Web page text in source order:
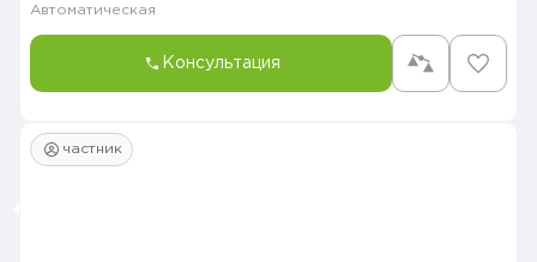
Автоматическая
Консультация
частник